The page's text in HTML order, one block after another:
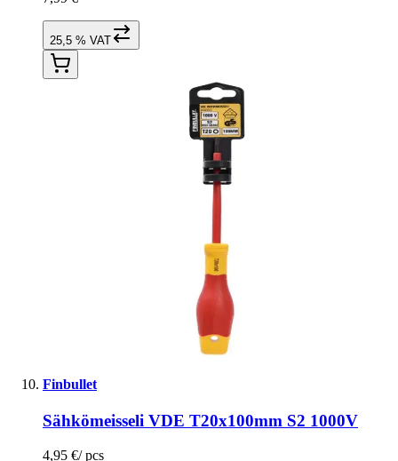
25,5 % VAT
Finbullet
Sähkömeisseli VDE T20x100mm S2 1000V
4,95 €/ pcs